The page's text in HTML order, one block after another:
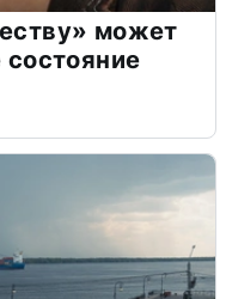
может
состояние